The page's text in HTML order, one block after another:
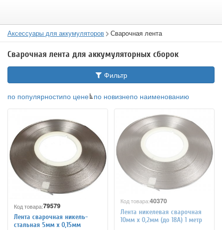
Аксессуары для аккумуляторов Сварочная лента
Сварочная лента для аккумуляторных сборок
Фильтр
по популярностипо цене по новизнепо наименованию
Код товара:79579
Лента сварочная никель-
стальная 5мм х 0,15мм
Код товара:40370
Лента никелевая сварочная
10мм х 0,2мм (до 18А) 1 метр